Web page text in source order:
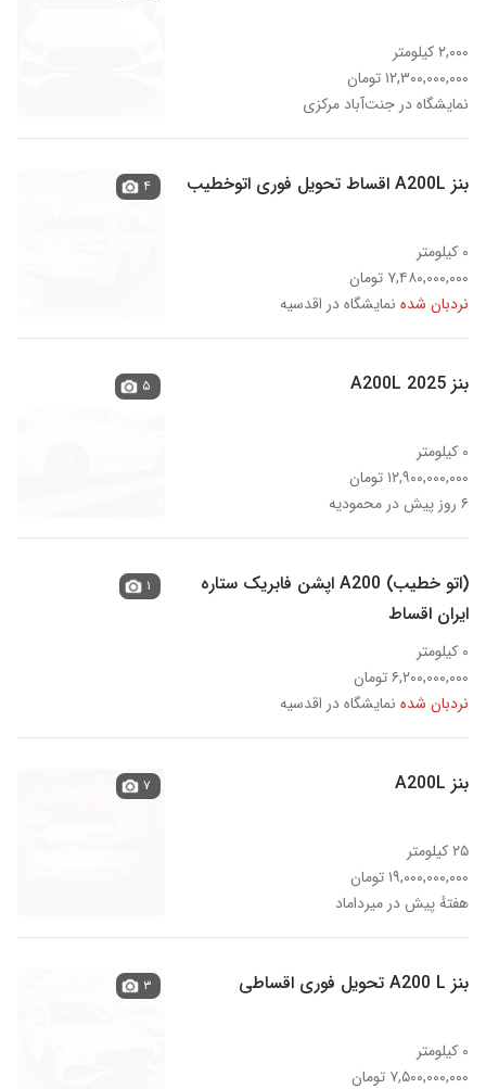
۲,۰۰۰ کیلومتر
۱۲,۳۰۰,۰۰۰,۰۰۰ تومان
نمایشگاه در جنت‌آباد مرکزی
بنز A200L اقساط تحویل فوری اتوخطیب
۰ کیلومتر
۷,۴۸۰,۰۰۰,۰۰۰ تومان
نردبان شده نمایشگاه در اقدسیه
۴
بنز A200L 2025
۰ کیلومتر
۱۲,۹۰۰,۰۰۰,۰۰۰ تومان
۶ روز پیش در محمودیه
۵
(اتو خطیب) A200 اپشن فابریک ستاره
ایران اقساط
۰ کیلومتر
۶,۲۰۰,۰۰۰,۰۰۰ تومان
نردبان شده نمایشگاه در اقدسیه
۱
بنز A200L
۲۵ کیلومتر
۱۹,۰۰۰,۰۰۰,۰۰۰ تومان
هفتهٔ پیش در میرداماد
۷
بنز A200 L تحویل فوری اقساطی
۰ کیلومتر
۷,۵۰۰,۰۰۰,۰۰۰ تومان
۳